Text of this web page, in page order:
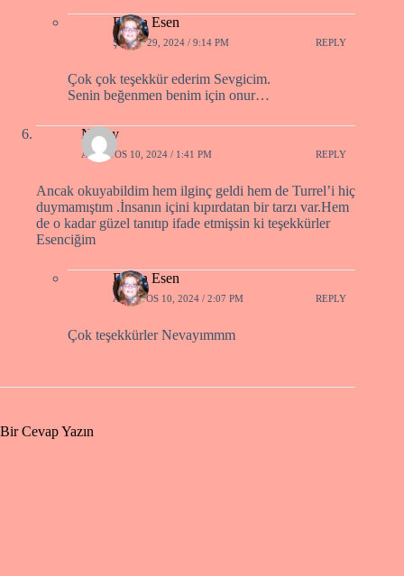
Füsun Esen
ŞUBAT 29, 2024 / 9:14 PM REPLY
Çok çok teşekkür ederim Sevgicim.
Senin beğenmen benim için onur…
Nevay
AĞUSTOS 10, 2024 / 1:41 PM REPLY
Ancak okuyabildim hem ilginç geldi hem de Turrel’i hiç
duymamıştım .İnsanın içini kıpırdatan bir tarzı var.Hem
de o kadar güzel tanıtıp ifade etmişsin ki teşekkürler
Esenciğim
Füsun Esen
AĞUSTOS 10, 2024 / 2:07 PM REPLY
Çok teşekkürler Nevayımmm
Bir Cevap Yazın